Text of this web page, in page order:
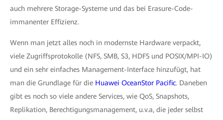
auch mehrere Storage-Systeme und das bei Erasure-Code-
immanenter Effizienz.
Wenn man jetzt alles noch in modernste Hardware verpackt,
viele Zugriffsprotokolle (NFS, SMB, S3, HDFS und POSIX/MPI-IO)
und ein sehr einfaches Management-Interface hinzufügt, hat
man die Grundlage für die Huawei OceanStor Pacific. Daneben
gibt es noch so viele andere Services, wie QoS, Snapshots,
Replikation, Berechtigungsmanagement, u.v.a, die jeder selbst